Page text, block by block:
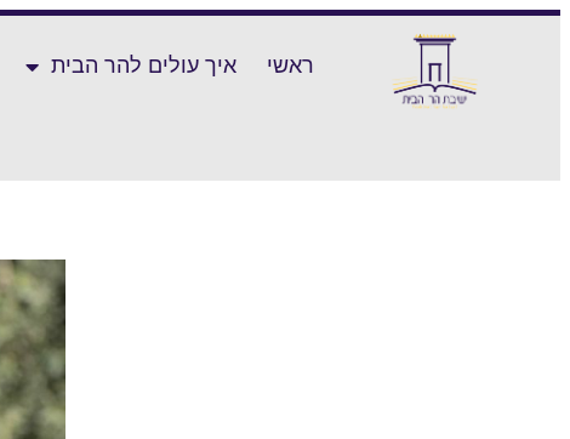
ראשי איך עולים להר הבית